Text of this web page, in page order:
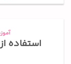
استفاده